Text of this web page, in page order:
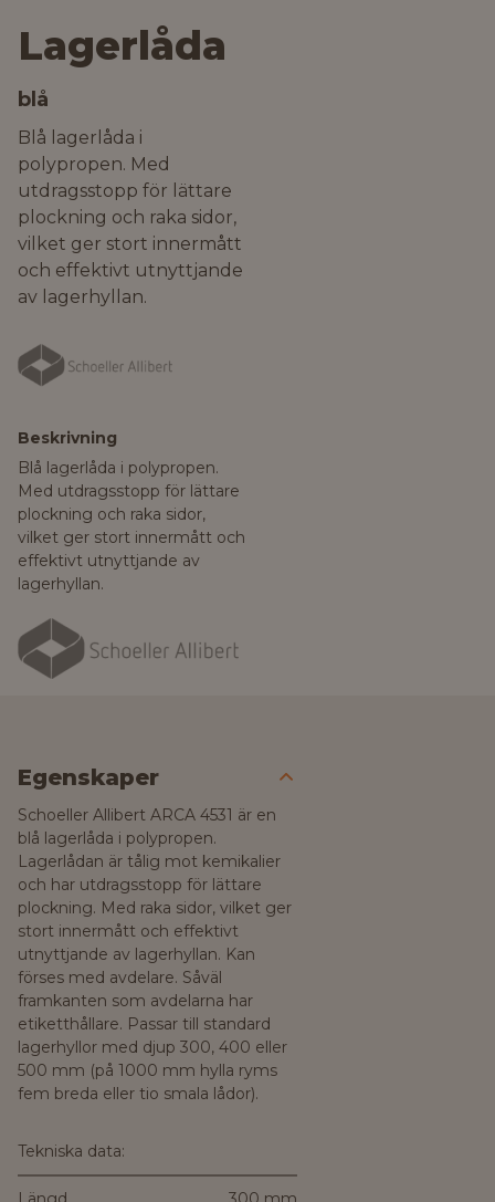
Lagerlåda
blå
Blå lagerlåda i
polypropen. Med
utdragsstopp för lättare
plockning och raka sidor,
vilket ger stort innermått
och effektivt utnyttjande
av lagerhyllan.
Beskrivning
Blå lagerlåda i polypropen.
Med utdragsstopp för lättare
plockning och raka sidor,
vilket ger stort innermått och
effektivt utnyttjande av
lagerhyllan.
Egenskaper
Schoeller Allibert ARCA 4531 är en
blå lagerlåda i polypropen.
Lagerlådan är tålig mot kemikalier
och har utdragsstopp för lättare
plockning. Med raka sidor, vilket ger
stort innermått och effektivt
utnyttjande av lagerhyllan. Kan
förses med avdelare. Såväl
framkanten som avdelarna har
etiketthållare. Passar till standard
lagerhyllor med djup 300, 400 eller
500 mm (på 1000 mm hylla ryms
fem breda eller tio smala lådor).
Tekniska data: